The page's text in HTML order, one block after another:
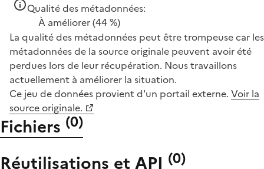
Qualité des métadonnées:
À améliorer(44 %)
La qualité des métadonnées peut être trompeuse car les
métadonnées de la source originale peuvent avoir été
perdues lors de leur récupération. Nous travaillons
actuellement à améliorer la situation.
Ce jeu de données provient d'un portail externe. Voir la
source originale.
Fichiers (0)
Réutilisations et API (0)